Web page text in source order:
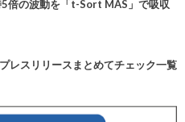
倍の波動を「t-Sort MAS」で吸収
プレスリリースまとめてチェック一覧